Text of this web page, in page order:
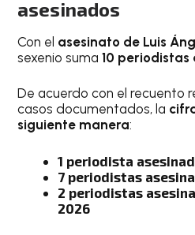
asesinados
Con el asesinato de Luis
sexenio suma10 periodistas
De acuerdo con el recuento
casos documentados, la
siguiente manera:
1 periodista
7 periodistas
2 periodistas
2026